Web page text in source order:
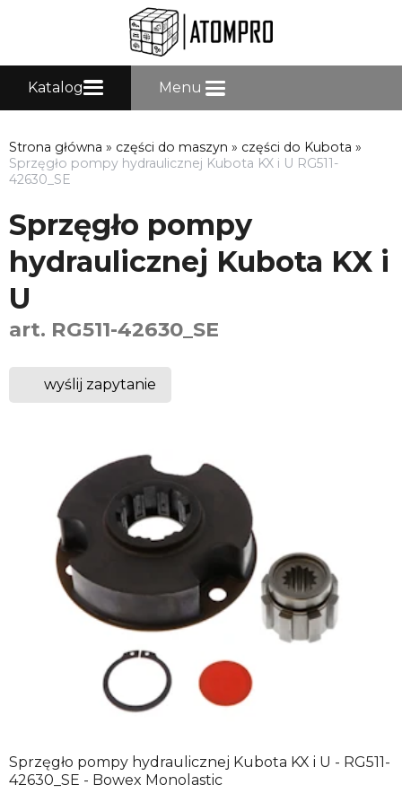
Katalog Menu
Strona główna » części do maszyn » części do Kubota »
Sprzęgło pompy hydraulicznej Kubota KX i U RG511-
42630_SE
Sprzęgło pompy
hydraulicznej Kubota KX i
U
art. RG511-42630_SE
wyślij zapytanie
Sprzęgło pompy hydraulicznej Kubota KX i U - RG511-
42630_SE - Bowex Monolastic